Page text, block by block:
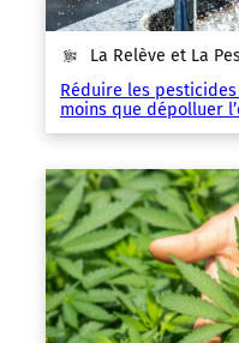
La Relève et La
Réduire les
moins que dépolluer